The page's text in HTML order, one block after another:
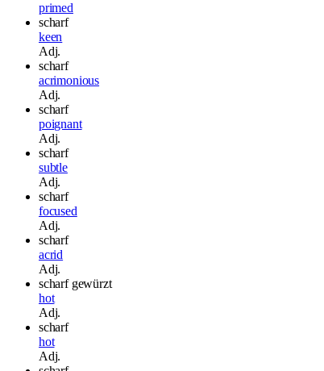
primed
scharf
keen
Adj.
scharf
acrimonious
Adj.
scharf
poignant
Adj.
scharf
subtle
Adj.
scharf
focused
Adj.
scharf
acrid
Adj.
scharf gewürzt
hot
Adj.
scharf
hot
Adj.